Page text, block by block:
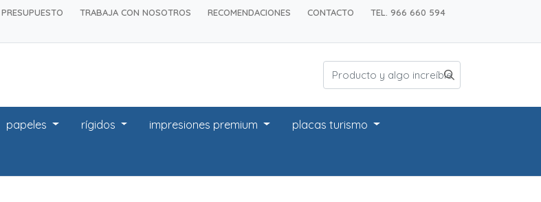
PRESUPUESTO TRABAJA CON NOSOTROS RECOMENDACIONES CONTACTO
TEL. 966 660 594
papeles rígidos impresiones premium placas turismo